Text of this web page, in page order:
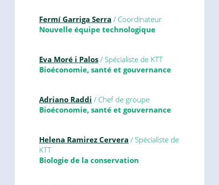
Fermí Garriga Serra / Coordinateur
Nouvelle équipe technologique
Eva Moré i Palos / Spécialiste de KTT
Bioéconomie, santé et gouvernance
Adriano Raddi / Chef de groupe
Bioéconomie, santé et gouvernance
Helena Ramirez Cervera / Spécialiste de
KTT
Biologie de la conservation